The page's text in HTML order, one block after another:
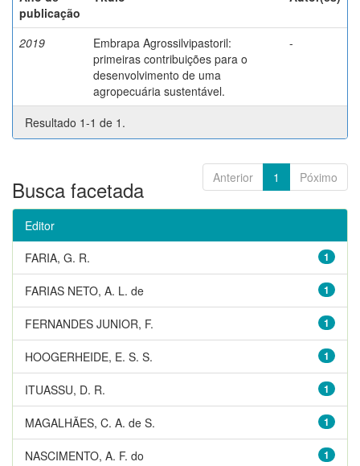
publicação
2019
Embrapa Agrossilvipastoril:
primeiras contribuições para o
desenvolvimento de uma
agropecuária sustentável.
-
Resultado 1-1 de 1.
Anterior 1 Póximo
Busca facetada
Editor
1
FARIA, G. R.
1
FARIAS NETO, A. L. de
1
FERNANDES JUNIOR, F.
1
HOOGERHEIDE, E. S. S.
1
ITUASSU, D. R.
1
MAGALHÃES, C. A. de S.
1
NASCIMENTO, A. F. do